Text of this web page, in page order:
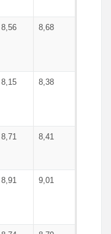
8,56 8,68
8,15 8,38
8,71 8,41
8,91 9,01